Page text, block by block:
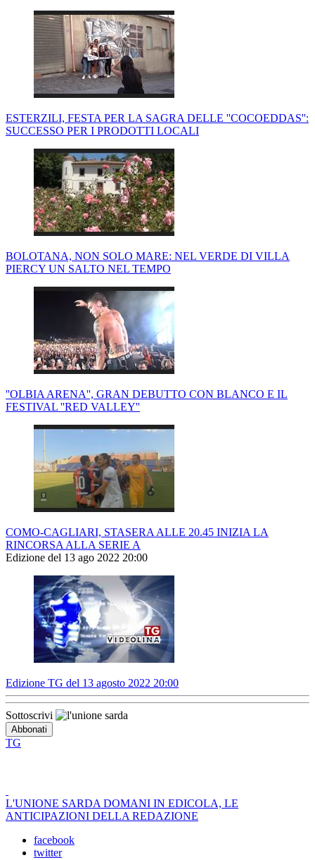
ESTERZILI, FESTA PER LA SAGRA DELLE ''COCOEDDAS'':
SUCCESSO PER I PRODOTTI LOCALI
BOLOTANA, NON SOLO MARE: NEL VERDE DI VILLA
PIERCY UN SALTO NEL TEMPO
''OLBIA ARENA'', GRAN DEBUTTO CON BLANCO E IL
FESTIVAL ''RED VALLEY''
COMO-CAGLIARI, STASERA ALLE 20.45 INIZIA LA
RINCORSA ALLA SERIE A
Edizione del 13 ago 2022 20:00
Edizione TG del 13 agosto 2022 20:00
Sottoscrivi
TG
L'UNIONE SARDA DOMANI IN EDICOLA, LE
ANTICIPAZIONI DELLA REDAZIONE
facebook
twitter